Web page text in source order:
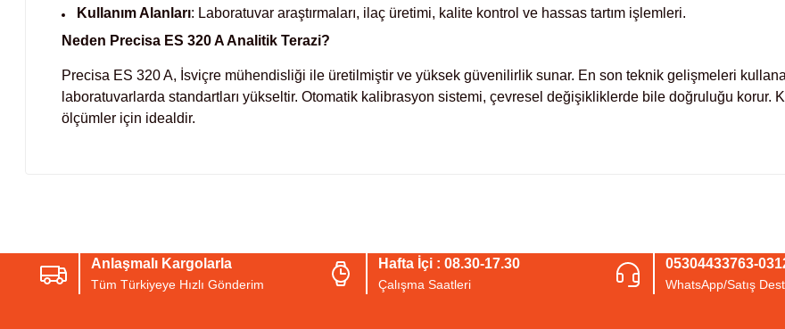
Kullanım Alanları: Laboratuvar araştırmaları, ilaç üretimi, kalite kontrol ve hassas tartım işlemleri.
Neden Precisa ES 320 A Analitik Terazi?
Precisa ES 320 A, İsviçre mühendisliği ile üretilmiştir ve yüksek güvenilirlik sunar. En son teknik gelişmeleri
laboratuvarlarda standartları yükseltir. Otomatik kalibrasyon sistemi, çevresel değişikliklerde bile doğruluğu korur.
ölçümler için idealdir.
Ürün resmi kalitesiz, bozuk veya görüntülenemiyor.
Anlaşmalı Kargolarla
Tüm Türkiyeye Hızlı Gönderim
Hafta İçi : 08.30-17.30
Çalışma Saatleri
05304433763-
WhatsApp/Satış